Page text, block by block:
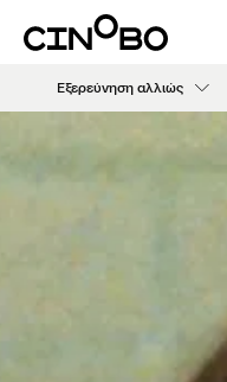
Εξερεύνηση αλλιώς